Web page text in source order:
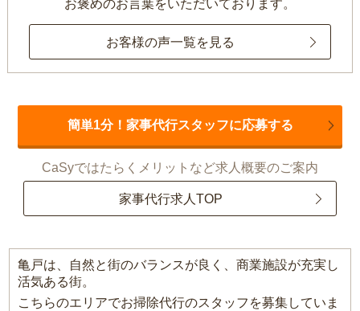
お褒めのお言葉をいただいております。
お客様の声一覧を見る
簡単1分！家事代行スタッフに応募する
CaSyではたらくメリットなど求人概要のご案内
家事代行求人TOP
亀戸は、自然と街のバランスが良く、商業施設が充実し
活気ある街。
こちらのエリアでお掃除代行のスタッフを募集していま